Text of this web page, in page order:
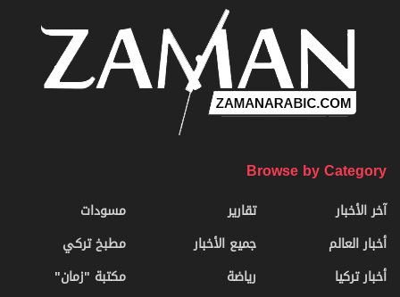
Browse by Category
آخر الأخبار
أخبار العالم
أخبار تركيا
تقارير
جميع الأخبار
رياضة
مسودات
مطبخ تركي
مكتبة "زمان"